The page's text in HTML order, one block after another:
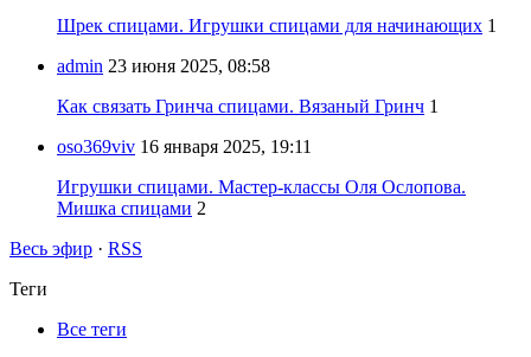
Шрек спицами. Игрушки спицами для начинающих 1
admin 23 июня 2025, 08:58
Как связать Гринча спицами. Вязаный Гринч 1
oso369viv 16 января 2025, 19:11
Игрушки спицами. Мастер-классы Оля Ослопова.
Мишка спицами 2
Весь эфир · RSS
Теги
Все теги